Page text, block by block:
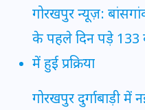
गोरखपुर न्यूज़:
के पहले दिन पड़े 133
में हुई प्रक्रिया
गोरखपुर दुर्गाबाड़ी